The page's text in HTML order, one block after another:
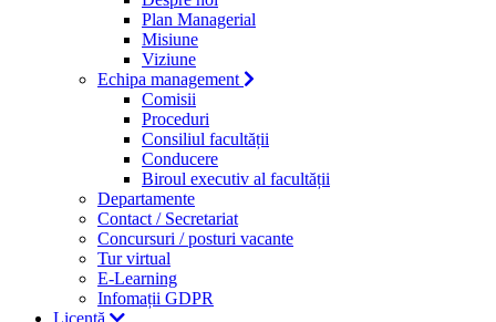
Plan Managerial
Misiune
Viziune
Echipa management
Comisii
Proceduri
Consiliul facultății
Conducere
Biroul executiv al facultății
Departamente
Contact / Secretariat
Concursuri / posturi vacante
Tur virtual
E-Learning
Infomații GDPR
Licență